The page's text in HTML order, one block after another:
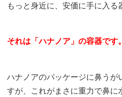
もっと身近に、安価に手に入る
それは「ハナノア」の容器です。
ハナノアのパッケージに鼻うが
すが、これがまさに重力で鼻に